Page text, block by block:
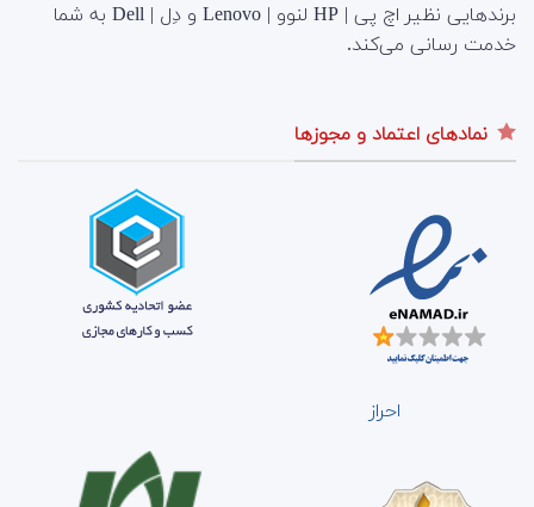
برندهایی نظیر اچ پی | HP لنوو | Lenovo و دِل | Dell به شما
خدمت رسانی می‌کند.
نمادهای اعتماد و مجوزها
احراز